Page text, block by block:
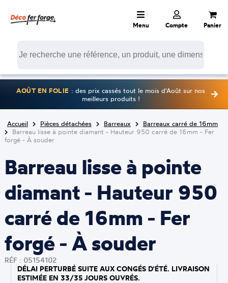
Menu Compte Panier
AOÛT EN FOLIE : des prix cassés tout le mois d'Août sur nos
meilleurs produits !
Accueil Pièces détachées Barreaux
Barreaux carré de 16mm
Barreau lisse à pointe diamant - Hauteur 950 carré de 16mm - Fer
forgé - À souder
Barreau lisse à pointe
diamant - Hauteur 950
carré de 16mm - Fer
forgé - À souder
RÉF : 05154102
DÉLAI PERTURBÉ SUITE AUX CONGÉS D'ÉTÉ. LIVRAISON
ESTIMÉE EN 33/35 JOURS OUVRÉS.